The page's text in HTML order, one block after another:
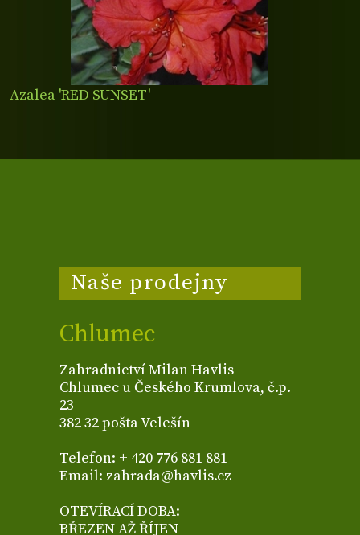
Azalea 'RED SUNSET'
Naše prodejny
Chlumec
Zahradnictví Milan Havlis
Chlumec u Českého Krumlova, č.p.
23
382 32 pošta Velešín
Telefon: + 420 776 881 881
Email: zahrada@havlis.cz
OTEVÍRACÍ DOBA:
BŘEZEN AŽ ŘÍJEN